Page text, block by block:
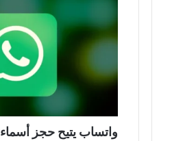
واتساب يتيح حجز